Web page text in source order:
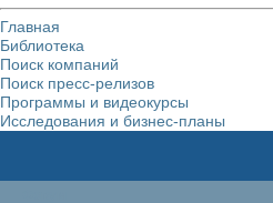
Главная
Библиотека
Поиск компаний
Поиск пресс-релизов
Программы и видеокурсы
Исследования и бизнес-планы